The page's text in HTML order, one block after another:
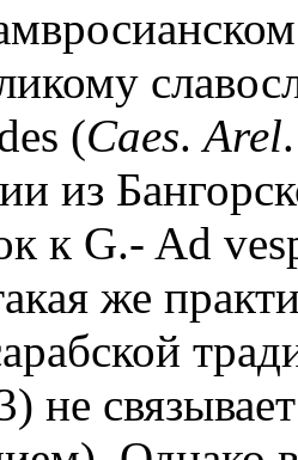
(Caes.Arel
из
к G.- Ad
же
не